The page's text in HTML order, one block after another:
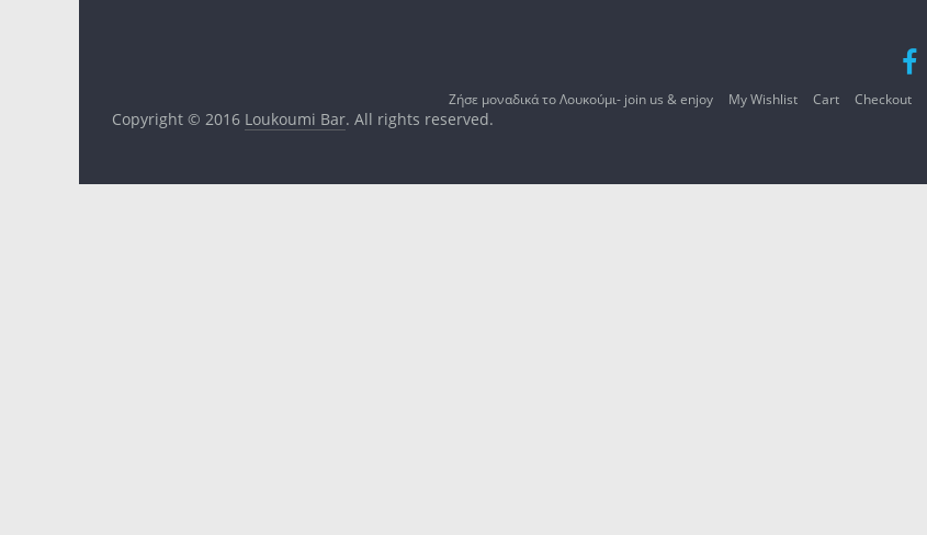
Ζήσε μοναδικά το Λουκούμι- join us & enjoy My Wishlist Cart Checkout
Copyright © 2016 Loukoumi Bar. All rights reserved.